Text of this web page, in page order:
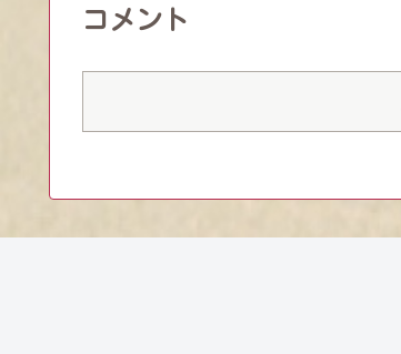
コメント